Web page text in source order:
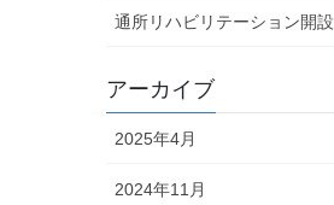
通所リハビリテーション開設
アーカイブ
2025年4月
2024年11月